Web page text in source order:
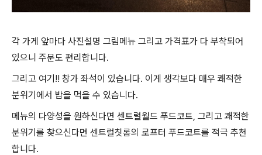
각 가게 앞마다 사진설명 그림메뉴 그리고 가격표가 다 부착되어
있으니 주문도 편리합니다.
그리고 여기!! 창가 좌석이 있습니다. 이게 생각보다 매우 쾌적한
분위기에서 밥을 먹을 수 있습니다.
메뉴의 다양성을 원하신다면 센트럴월드 푸드코트, 그리고 쾌적한
분위기를 찾으신다면 센트럴칫롬의 로프터 푸드코트를 적극 추천
합니다.